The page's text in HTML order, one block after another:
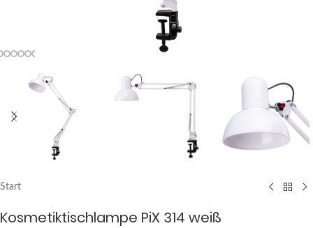
Start
Kosmetiktischlampe PiX 314 weiß